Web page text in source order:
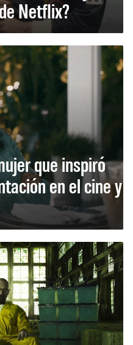
Netflix?
que inspiró
en el cine y